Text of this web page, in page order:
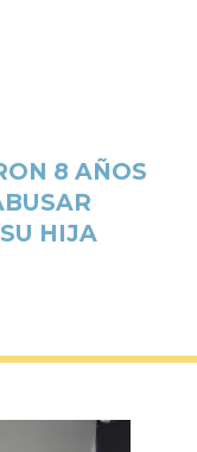
8 AÑOS
HIJA